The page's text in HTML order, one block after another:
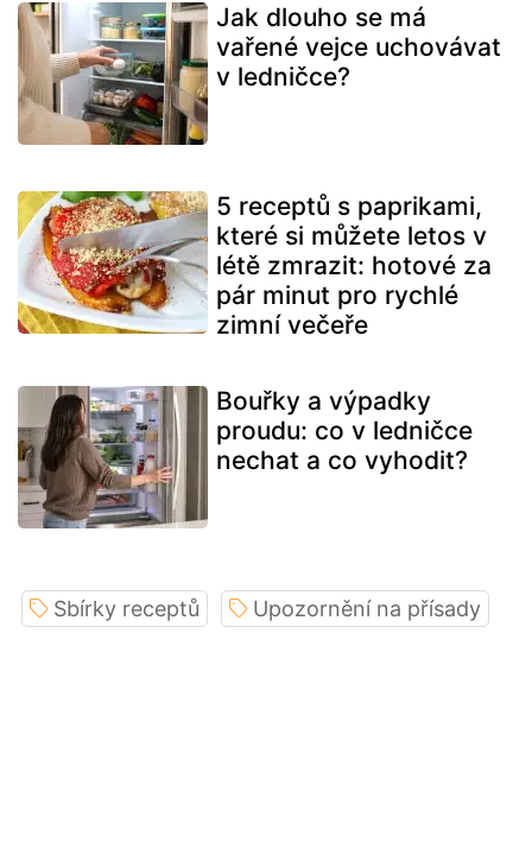
Jak dlouho se má
vařené vejce uchovávat
v ledničce?
5 receptů s paprikami,
které si můžete letos v
létě zmrazit: hotové za
pár minut pro rychlé
zimní večeře
Bouřky a výpadky
proudu: co v ledničce
nechat a co vyhodit?
Sbírky receptů Upozornění na přísady